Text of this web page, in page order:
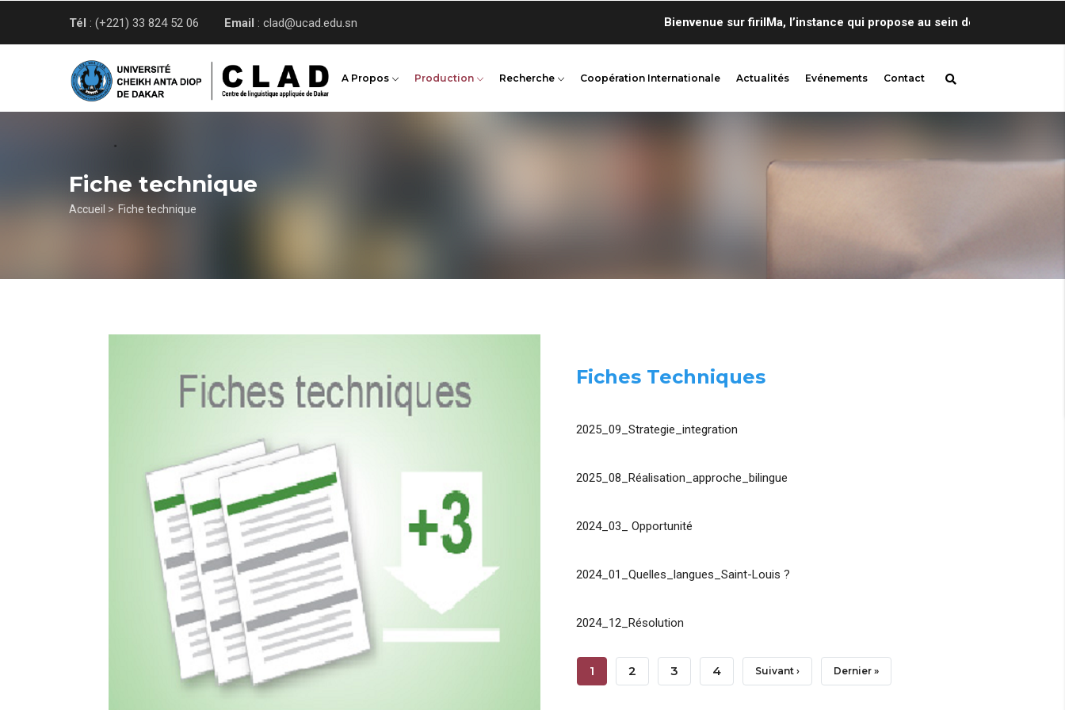
Tél : (+221) 33 824 52 06 Email : clad@ucad.edu.sn Bienvenue sur firilMa, l’instance qui propose au sein de Centre de
A Propos Production Recherche Coopération Internationale Actualités Evénements Contact
Fiche technique
Fil
Accueil > Fiche technique
Fiches Techniques
2025_09_Strategie_integration
2025_08_Réalisation_approche_bilingue
2024_03_ Opportunité
2024_01_Quelles_langues_Saint-Louis ?
2024_12_Résolution
Pagination
Page
1 Page
2 Page
3 Page
4 Page
Suivant › Dernière
Dernier »